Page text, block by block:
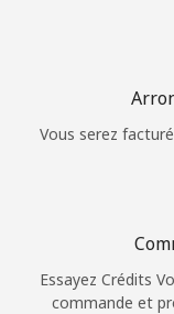
Vous serez
Essayez Crédits
commande et